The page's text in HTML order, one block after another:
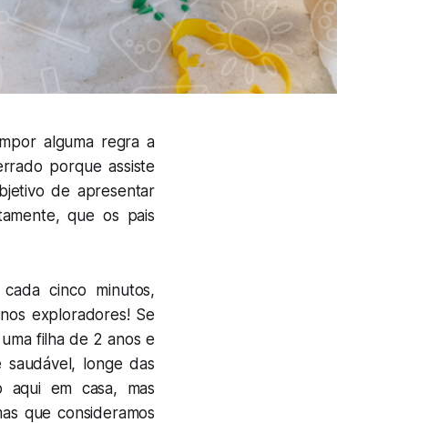
alguma regra a
porque assiste
de apresentar
que os pais
cinco minutos,
exploradores! Se
filha de 2 anos e
longe das
em casa, mas
que consideramos